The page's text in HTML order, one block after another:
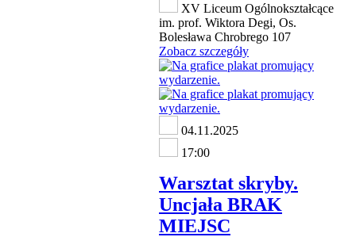
XV Liceum Ogólnokształcące
im. prof. Wiktora Degi, Os.
Bolesława Chrobrego 107
Zobacz szczegóły
04.11.2025
17:00
Warsztat skryby.
Uncjała BRAK
MIEJSC